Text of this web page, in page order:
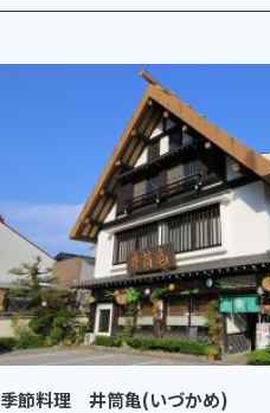
季節料理 井筒亀(いづかめ)